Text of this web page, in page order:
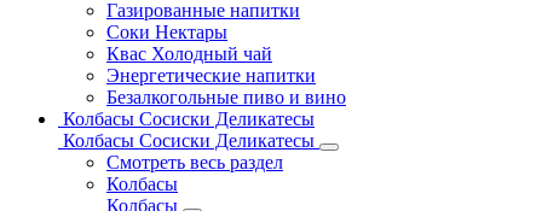
Газированные напитки
Соки Нектары
Квас Холодный чай
Энергетические напитки
Безалкогольные пиво и вино
Колбасы Сосиски Деликатесы
Колбасы Сосиски Деликатесы
Смотреть весь раздел
Колбасы
Колбасы